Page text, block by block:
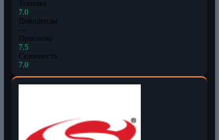
Техника
7.0
Дивиденды
—
Прогнозы
7.5
Сезонность
7.0